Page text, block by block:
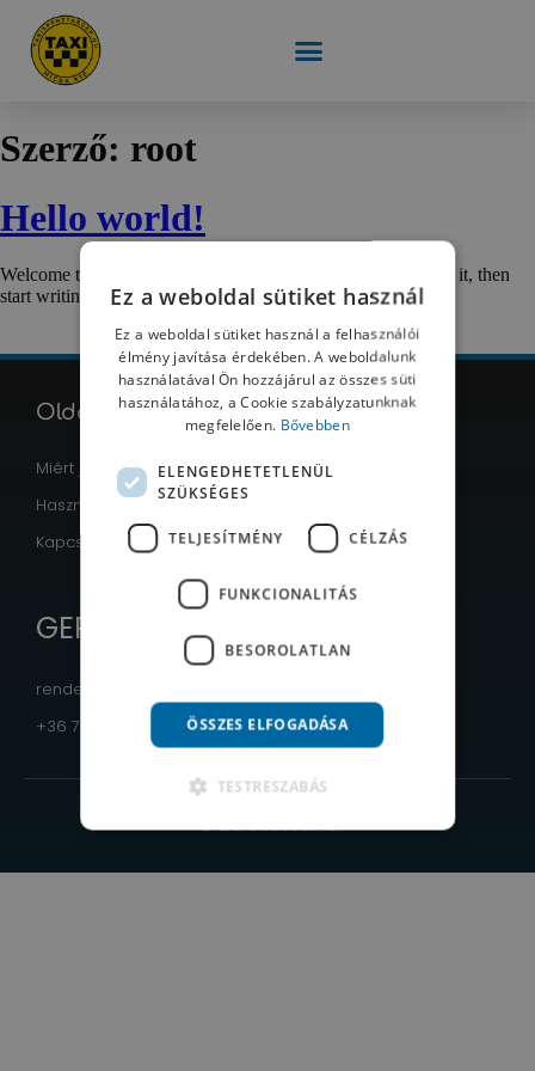
Szerző: root
Hello world!
Welcome to WordPress. This is your first post. Edit or delete it, then
start writing!
Oldal menü
Miért jó választás a Micra K10?
Használati utasítás
Kapcsolat
GEPÁRD LOGISTIC Kft.
rendeles@eurocassa.hu
+36 70 384 9477
Ez a weboldal sütiket használ
Ez a weboldal sütiket használ a felhasználói
élmény javítása érdekében. A weboldalunk
használatával Ön hozzájárul az összes süti
használatához, a Cookie szabályzatunknak
megfelelően. Bővebben
ELENGEDHETETLENÜL
SZÜKSÉGES
TELJESÍTMÉNY CÉLZÁS
FUNKCIONALITÁS
BESOROLATLAN
ÖSSZES ELFOGADÁSA
TESTRESZABÁS